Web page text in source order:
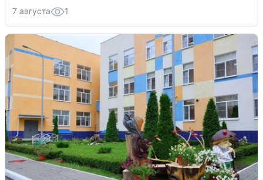
7 августа 1